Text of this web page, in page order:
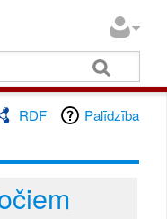
RDF Palīdzība